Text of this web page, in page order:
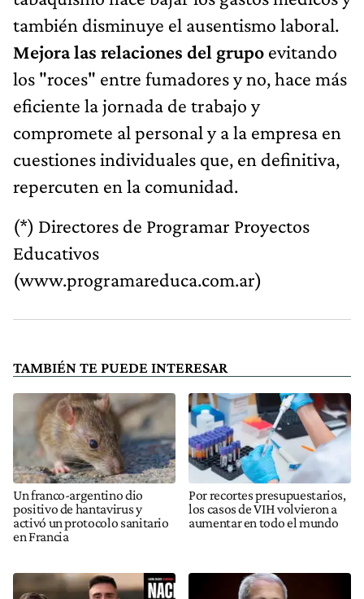
también disminuye el ausentismo laboral.
Mejora las relaciones del grupo evitando
los "roces" entre fumadores y no, hace más
eficiente la jornada de trabajo y
compromete al personal y a la empresa en
cuestiones individuales que, en definitiva,
repercuten en la comunidad.
(*) Directores de Programar Proyectos
Educativos
(www.programareduca.com.ar)
TAMBIÉN TE PUEDE INTERESAR
Un franco-argentino dio
positivo de hantavirus y
activó un protocolo sanitario
en Francia
Por recortes presupuestarios,
los casos de VIH volvieron a
aumentar en todo el mundo